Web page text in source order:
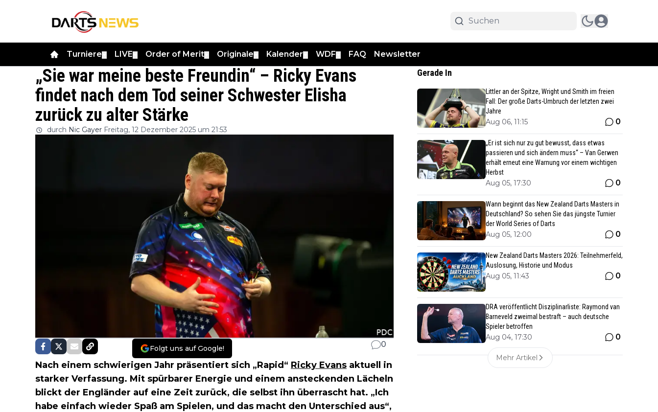
Turniere LIVE Order of Merit Originale Kalender WDF FAQ Newsletter
„Sie war meine beste Freundin“ – Ricky Evans
findet nach dem Tod seiner Schwester Elisha
zurück zu alter Stärke
durch Nic Gayer Freitag, 12 Dezember 2025 um 21:53
Folgt uns auf Google! 0
Nach einem schwierigen Jahr präsentiert sich „Rapid“ Ricky Evans aktuell in
starker Verfassung. Mit spürbarer Energie und einem ansteckenden Lächeln
blickt der Engländer auf eine Zeit zurück, die selbst ihn überrascht hat. „Ich
habe einfach wieder Spaß am Spielen, und das macht den Unterschied aus“,
Gerade In
Littler an der Spitze, Wright und Smith im freien
Fall: Der große Darts-Umbruch der letzten zwei
Jahre
Aug 06, 11:15 0
„Er ist sich nur zu gut bewusst, dass etwas
passieren und sich ändern muss“ – Van Gerwen
erhält erneut eine Warnung vor einem wichtigen
Herbst
Aug 05, 17:30 0
Wann beginnt das New Zealand Darts Masters in
Deutschland? So sehen Sie das jüngste Turnier
der World Series of Darts
Aug 05, 12:00 0
New Zealand Darts Masters 2026: Teilnehmerfeld,
Auslosung, Historie und Modus
Aug 05, 11:43 0
DRA veröffentlicht Disziplinarliste: Raymond van
Barneveld zweimal bestraft – auch deutsche
Spieler betroffen
Aug 04, 17:30 0
Mehr Artikel